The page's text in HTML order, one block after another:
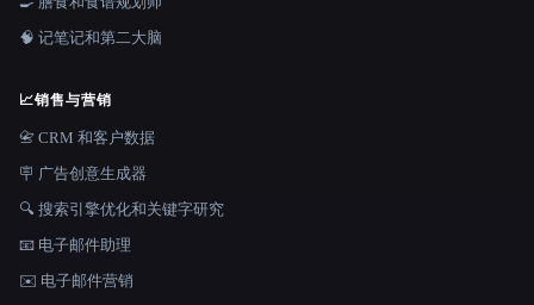
🧠 记笔记和第二大脑
📈销售与营销
📇 CRM 和客户数据
🪧 广告创意生成器
🔍 搜索引擎优化和关键字研究
📧 电子邮件助理
✉️ 电子邮件营销